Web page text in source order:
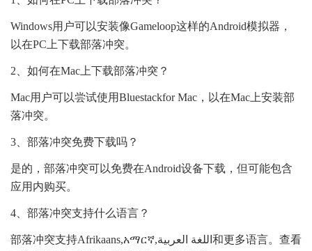
Windows用户可以安装像Gameloop这样的Android模拟器，
以在PC上下载部落冲突。
2、如何在Mac上下载部落冲突？
Mac用户可以尝试使用Bluestackfor Mac，以在Mac上安装部
落冲突。
3、部落冲突免费下载吗？
是的，部落冲突可以免费在Android设备下载，但可能包含
应用内购买。
4、部落冲突支持什么语言？
部落冲突支持Afrikaans,አማርኛ,اللغة العربية和更多语言。查看